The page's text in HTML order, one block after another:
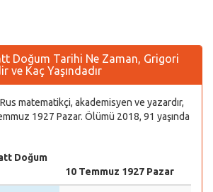
Doğum Tarihi Ne Zaman, Grigori
ve Kaç Yaşındadır
matematikçi, akademisyen ve yazardır,
1927 Pazar. Ölümü 2018, 91 yaşında
Doğum
10 Temmuz 1927 Pazar